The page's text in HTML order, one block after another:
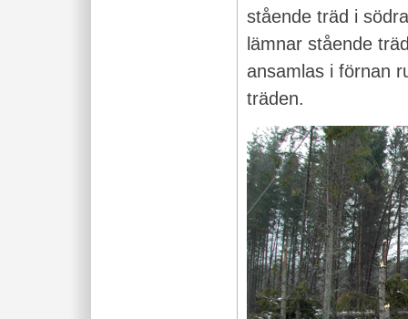
stående träd i
lämnar stående
ansamlas i förnan
träden.